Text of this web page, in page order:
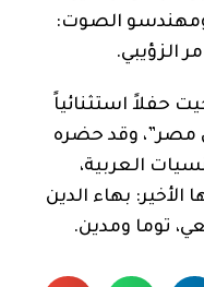
ومهندسو الصوت:
الزؤيبي.
حفلاً استثنائياً
مصر”، وقد حضره
العربية،
الأخير: بهاء الدين
توما ومدين.